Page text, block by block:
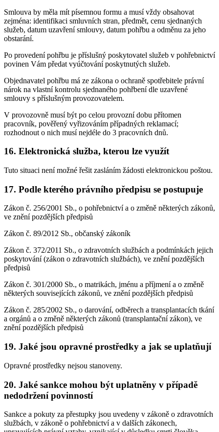
Smlouva by měla mít písemnou formu a musí vždy obsahovat
zejména: identifikaci smluvních stran, předmět, cenu sjednaných
služeb, datum uzavření smlouvy, datum pohřbu a odměnu za jeho
obstarání.
Po provedení pohřbu je příslušný poskytovatel služeb v pohřebnictví
povinen Vám předat vyúčtování poskytnutých služeb.
Objednavatel pohřbu má ze zákona o ochraně spotřebitele právní
nárok na vlastní kontrolu sjednaného pohřbení dle uzavřené
smlouvy s příslušným provozovatelem.
V provozovně musí být po celou provozní dobu přítomen
pracovník, pověřený vyřizováním případných reklamací;
rozhodnout o nich musí nejdéle do 3 pracovních dnů.
16. Elektronická služba, kterou lze využít
Tuto situaci není možné řešit zasláním žádosti elektronickou poštou.
17. Podle kterého právního předpisu se postupuje
Zákon č. 256/2001 Sb., o pohřebnictví a o změně některých zákonů,
ve znění pozdějších předpisů
Zákon č. 89/2012 Sb., občanský zákoník
Zákon č. 372/2011 Sb., o zdravotních službách a podmínkách jejich
poskytování (zákon o zdravotních službách), ve znění pozdějších
předpisů
Zákon č. 301/2000 Sb., o matrikách, jménu a příjmení a o změně
některých souvisejících zákonů, ve znění pozdějších předpisů
Zákon č. 285/2002 Sb., o darování, odběrech a transplantacích tkání
a orgánů a o změně některých zákonů (transplantační zákon), ve
znění pozdějších předpisů
19. Jaké jsou opravné prostředky a jak se uplatňují
Opravné prostředky nejsou stanoveny.
20. Jaké sankce mohou být uplatněny v případě
nedodržení povinností
Sankce a pokuty za přestupky jsou uvedeny v zákoně o zdravotních
službách, v zákoně o pohřebnictví a v dalších zákonech,